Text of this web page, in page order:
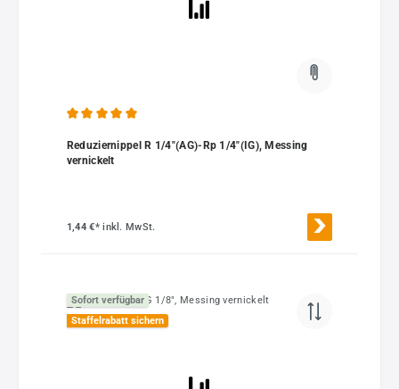
Reduziernippel R 1/4"(AG)-Rp 1/4"(IG), Messing
vernickelt
1,44 €*inkl. MwSt.
Sofort verfügbar
Staffelrabatt sichern